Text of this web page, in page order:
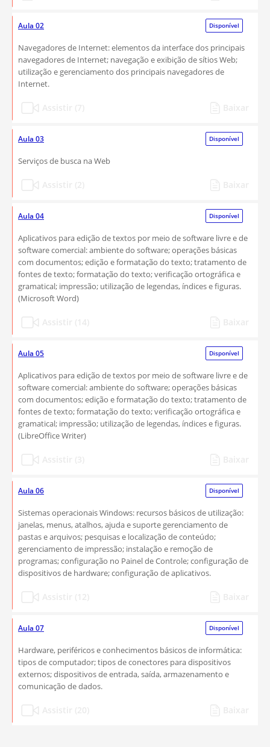
Aula 02 Disponível
Navegadores de Internet: elementos da interface dos principais
navegadores de Internet; navegação e exibição de sítios Web;
utilização e gerenciamento dos principais navegadores de
Internet.
Aula 03 Disponível
Serviços de busca na Web
Aula 04 Disponível
Aplicativos para edição de textos por meio de software livre e de
software comercial: ambiente do software; operações básicas
com documentos; edição e formatação do texto; tratamento de
fontes de texto; formatação do texto; verificação ortográfica e
gramatical; impressão; utilização de legendas, índices e figuras.
(Microsoft Word)
Aula 05 Disponível
Aplicativos para edição de textos por meio de software livre e de
software comercial: ambiente do software; operações básicas
com documentos; edição e formatação do texto; tratamento de
fontes de texto; formatação do texto; verificação ortográfica e
gramatical; impressão; utilização de legendas, índices e figuras.
(LibreOffice Writer)
Aula 06 Disponível
Sistemas operacionais Windows: recursos básicos de utilização:
janelas, menus, atalhos, ajuda e suporte gerenciamento de
pastas e arquivos; pesquisas e localização de conteúdo;
gerenciamento de impressão; instalação e remoção de
programas; configuração no Painel de Controle; configuração de
dispositivos de hardware; configuração de aplicativos.
Aula 07 Disponível
Hardware, periféricos e conhecimentos básicos de informática:
tipos de computador; tipos de conectores para dispositivos
externos; dispositivos de entrada, saída, armazenamento e
comunicação de dados.